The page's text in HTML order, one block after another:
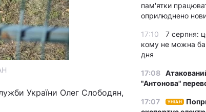
України Олег Слободян,
пам'ятки
оприлюднено
17:10
7 серпня:
кому не можна
дня
17:08
"Антонова"
17:07 УНІАН